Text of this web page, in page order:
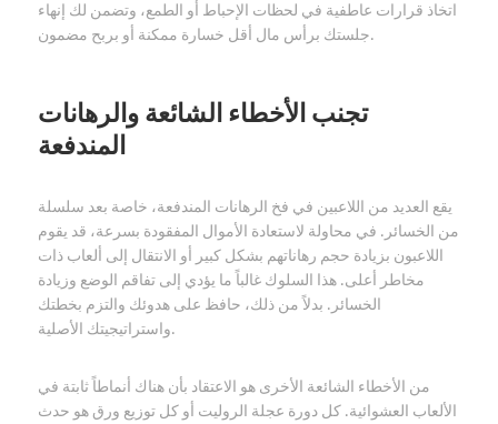
اتخاذ قرارات عاطفية في لحظات الإحباط أو الطمع، وتضمن لك إنهاء
جلستك برأس مال أقل خسارة ممكنة أو بربح مضمون.
تجنب الأخطاء الشائعة والرهانات
المندفعة
يقع العديد من اللاعبين في فخ الرهانات المندفعة، خاصة بعد سلسلة
من الخسائر. في محاولة لاستعادة الأموال المفقودة بسرعة، قد يقوم
اللاعبون بزيادة حجم رهاناتهم بشكل كبير أو الانتقال إلى ألعاب ذات
مخاطر أعلى. هذا السلوك غالباً ما يؤدي إلى تفاقم الوضع وزيادة
الخسائر. بدلاً من ذلك، حافظ على هدوئك والتزم بخطتك
واستراتيجيتك الأصلية.
من الأخطاء الشائعة الأخرى هو الاعتقاد بأن هناك أنماطاً ثابتة في
الألعاب العشوائية. كل دورة عجلة الروليت أو كل توزيع ورق هو حدث